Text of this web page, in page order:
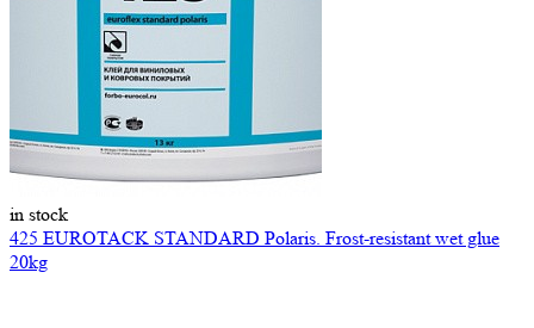
in stock
425 EUROTACK STANDARD Polaris. Frost-resistant wet glue
20kg